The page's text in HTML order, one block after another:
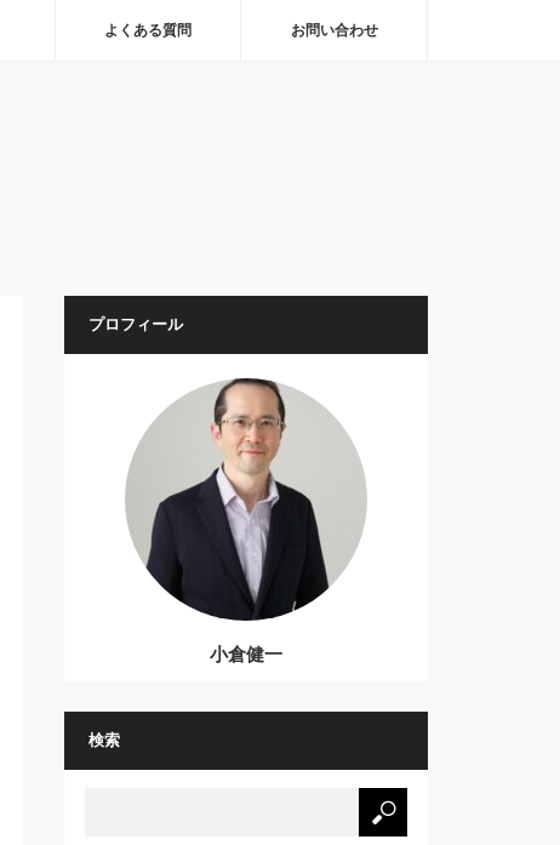
よくある質問 お問い合わせ
プロフィール
小倉健一
検索